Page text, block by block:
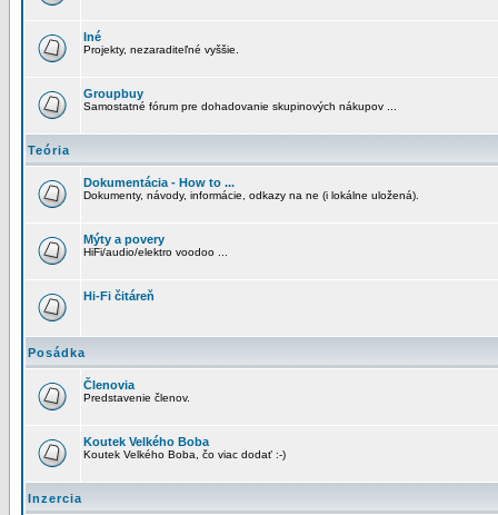
Iné
Projekty, nezaraditeľné vyššie.
Groupbuy
Samostatné fórum pre dohadovanie skupinových nákupov ...
Teória
Dokumentácia - How to ...
Dokumenty, návody, informácie, odkazy na ne (i lokálne uložená).
Mýty a povery
HiFi/audio/elektro voodoo ...
Hi-Fi čitáreň
Posádka
Členovia
Predstavenie členov.
Koutek Velkého Boba
Koutek Velkého Boba, čo viac dodať :-)
Inzercia